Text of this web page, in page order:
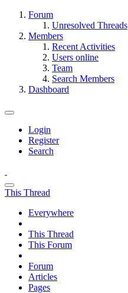
Forum
Unresolved Threads
Members
Recent Activities
Users online
Team
Search Members
Dashboard
Login
Register
Search
This Thread
Everywhere
This Thread
This Forum
Forum
Articles
Pages